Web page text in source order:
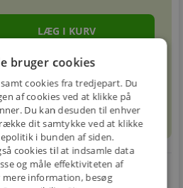
local_shipping restart_alt
bruger cookies
cookies fra tredjepart. Du
af cookies ved at klikke på
Du kan desuden til enhver
dit samtykke ved at klikke
i bunden af siden.
cookies til at indsamle data
og måle effektiviteten af
information, besøg